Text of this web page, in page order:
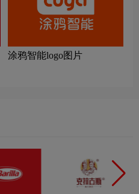
涂鸦智能logo图片